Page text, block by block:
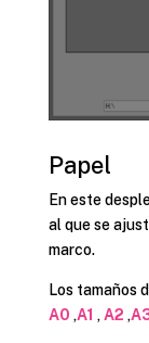
Papel
En este
al que se
marco.
Los tamaños
A0 ,A1 , A2 ,